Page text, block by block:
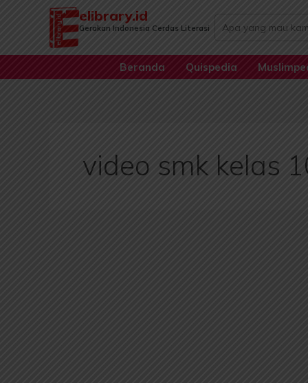
elibrary.id
Gerakan Indonesia Cerdas Literasi
Search
...
Beranda Quispedia
video smk kelas